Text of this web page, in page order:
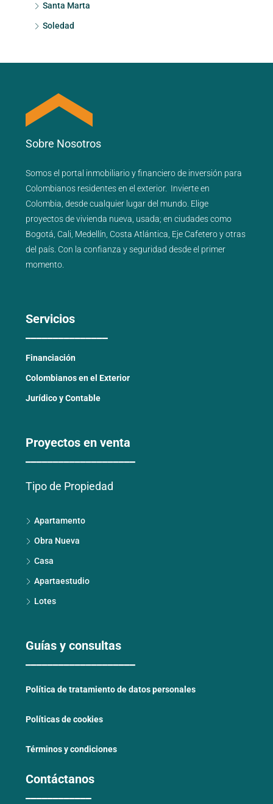
Santa Marta
Soledad
Sobre Nosotros
Somos el portal inmobiliarioyfinancierode inversión para
Colombianos residentes en el exterior. Invierte en
Colombia, desde cualquier lugar del mundo. Elige
proyectos devivienda nueva usada; en ciudades como
Bogotá Cali Medellín Costa Atlántica Eje Cafeteroyotras
del país . Con la confianza y seguridad desde el primer
momento.
Servicios
Financiación
Colombianos en el Exterior
Jurídico y Contable
Proyectos en venta
Tipo de Propiedad
Apartamento
Obra Nueva
Casa
Apartaestudio
Lotes
Guías y consultas
Política de tratamiento de datos personales
Políticas de cookies
Términos y condiciones
Contáctanos